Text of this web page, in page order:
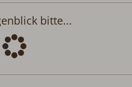
Auswahl